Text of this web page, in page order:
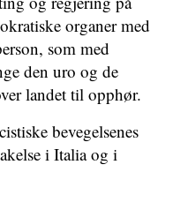
organer med
som med
den uro og de
landet til opphør.
bevegelsenes
i Italia og i